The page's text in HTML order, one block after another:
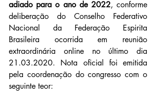
adiado para o ano de 2022, conforme
deliberação do Conselho Federativo
Nacional da Federação Espirita
Brasileira ocorrida em reunião
extraordinária online no último dia
21.03.2020. Nota oficial foi emitida
pela coordenação do congresso com o
seguinte teor: